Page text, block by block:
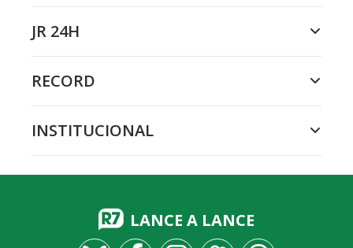
JR 24H
RECORD
INSTITUCIONAL
LANCE A LANCE